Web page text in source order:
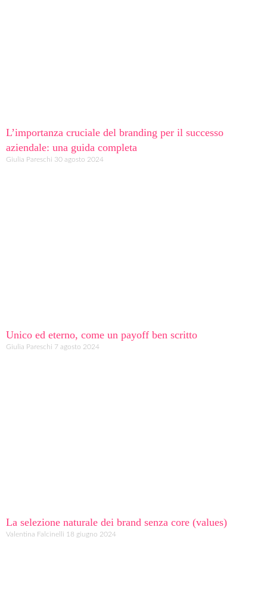
L’importanza cruciale del branding per il successo
aziendale: una guida completa
Giulia Pareschi 30 agosto 2024
Unico ed eterno, come un payoff ben scritto
Giulia Pareschi 7 agosto 2024
La selezione naturale dei brand senza core (values)
Valentina Falcinelli 18 giugno 2024